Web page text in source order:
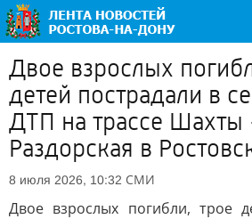
Двое взрослых
детей пострадали в
ДТП на трассе Шахты
Раздорская в
8 июля 2026, 10:32 СМИ
Двое взрослых погибли, трое